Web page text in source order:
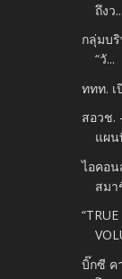
ถึงว...
กลุ่มบ
“วั...
ททท. เ
สอวช.
แผน
ไอคอ
สมา
บิ๊กซี ค